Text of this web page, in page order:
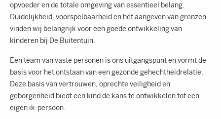
opvoeder en de totale omgeving van essentieel belang.
Duidelijkheid, voorspelbaarheid en het aangeven van grenzen
vinden wij belangrijk voor een goede ontwikkeling van
kinderen bij De Buitentuin.
Een team van vaste personen is ons uitgangspunt en vormt de
basis voor het ontstaan van een gezonde gehechtheidrelatie.
Deze basis van vertrouwen, oprechte veiligheid en
geborgenheid biedt een kind de kans te ontwikkelen tot een
eigen ik-persoon.